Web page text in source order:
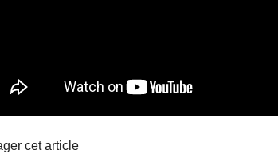
cet article